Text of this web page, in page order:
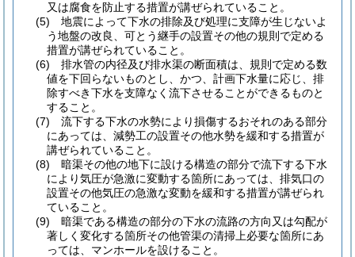
又は腐食を防止する措置が講ぜられていること。
(5)
地震によって下水の排除及び処理に支障が生じないよ
う地盤の改良、可とう継手の設置その他の規則で定める
措置が講ぜられていること。
(6)
排水管の内径及び排水渠の断面積は、規則で定める数
値を下回らないものとし、かつ、計画下水量に応じ、排
除すべき下水を支障なく流下させることができるものと
すること。
(7)
流下する下水の水勢により損傷するおそれのある部分
にあっては、減勢工の設置その他水勢を緩和する措置が
講ぜられていること。
(8)
暗渠その他の地下に設ける構造の部分で流下する下水
により気圧が急激に変動する箇所にあっては、排気口の
設置その他気圧の急激な変動を緩和する措置が講ぜられ
ていること。
(9)
暗渠である構造の部分の下水の流路の方向又は勾配が
著しく変化する箇所その他管渠の清掃上必要な箇所にあ
っては、マンホールを設けること。